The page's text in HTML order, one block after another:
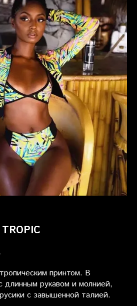
принтом. В
длинным рукавом и молнией,
с завышенной талией.